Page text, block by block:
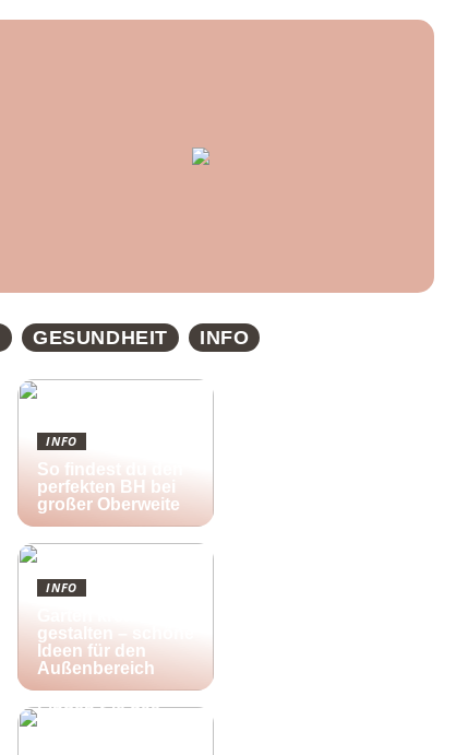
GESUNDHEIT INFO
INFO
So findest du den
perfekten BH bei
großer Oberweite
INFO
gestalten – schöne
Ideen für den
Außenbereich
Finden Sie das